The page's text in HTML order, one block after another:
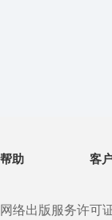
帮助 客
网络出版服务许可